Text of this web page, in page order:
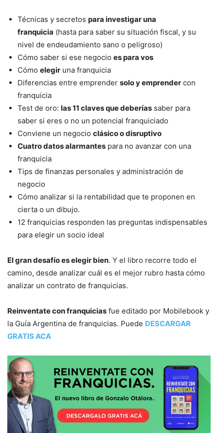
Técnicas y secretos para investigar una
franquicia (hasta para saber su situación fiscal, y su
nivel de endeudamiento sano o peligroso)
Cómo saber si ese negocio es para vos
Cómo elegir una franquicia
Diferencias entre emprender solo y emprender con
franquicia
Test de oro: las 11 claves que deberías saber para
saber si eres o no un potencial franquiciado
Conviene un negocio clásico o disruptivo
Cuatro datos alarmantes para no avanzar con una
franquicia
Tips de finanzas personales y administración de
negocio
Cómo analizar si la rentabilidad que te proponen en
cierta o un dibujo.
12 franquicias responden las preguntas indispensables
para elegir un socio ideal
El gran desafío es elegir bien. Y el libro recorre todo el
camino, desde analizar cuál es el mejor rubro hasta cómo
analizar un contrato de franquicias.
Reinventate con franquicias fue editado por Mobilebook y
la Guía Argentina de franquicias. Puede DESCARGAR
GRATIS ACA